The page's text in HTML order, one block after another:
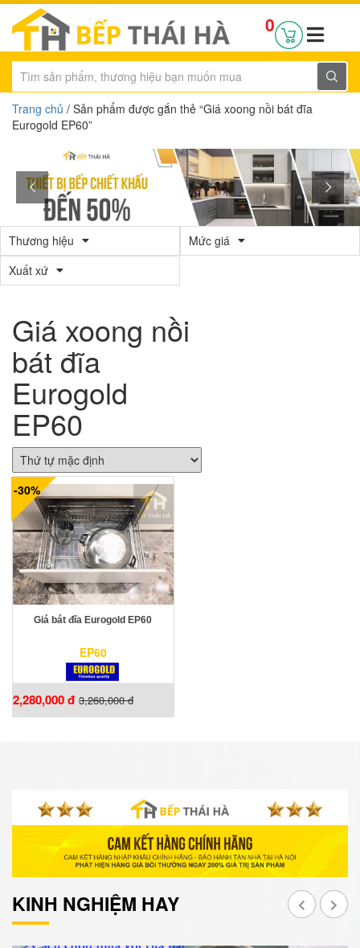
0
Trang chủ / Sản phẩm được gắn thẻ “Giá xoong nồi bát đĩa
Eurogold EP60”
Thương hiệu
Mức giá
Xuất xứ
Giá xoong nồi
bát đĩa
Eurogold
EP60
-30%
Giá bát đĩa Eurogold EP60
EP60
2,280,000 đ 3,260,000 đ
KINH NGHIỆM HAY